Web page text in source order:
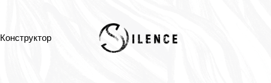
Конструктор